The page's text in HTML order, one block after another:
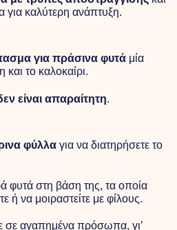
για καλύτερη ανάπτυξη.
για πράσινα φυτά μία
το καλοκαίρι.
είναι απαραίτητη.
φύλλα για να διατηρήσετε το
φυτά στη βάση της, τα οποία
ή να μοιραστείτε με φίλους.
σε αγαπημένα πρόσωπα, γι’